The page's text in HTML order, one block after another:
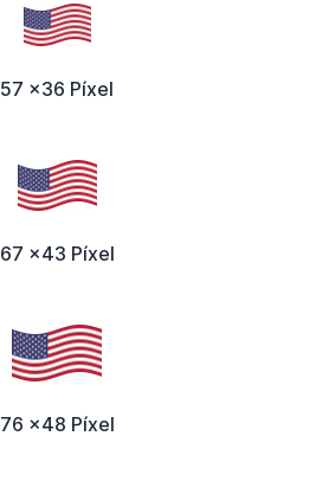
57 x36 Píxel
67 x43 Píxel
76 x48 Píxel